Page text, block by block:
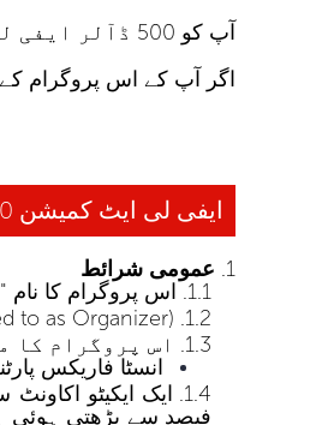
آپ کو 500 ڈآلر ایفی لی ایٹ ریوارڈ کے حوالے سے مزید جاننے کے لئے اس مقابلہ کے قواعد کا مطالعہ کرنا ہوگا
اگر آپ کے اس پروگرام
ایفی لی ایٹ کمیشن 500 ڈآلر پروگرام کے قواعد و ضوابط
عمومی شرائط
اس پروگرام کا نام "500 ڈآلرز ایفی لی ایٹ ریوارڈ" ہے جو کہ اب سے پروگرام کہلائے گا
to as Organizer).
اس پروگرام کا
انسٹا فاریکس پارٹنرز کو 500 ڈآلرز تک کا انعام دینا کہ جو اپنے ایفی لی ایٹ گروپ